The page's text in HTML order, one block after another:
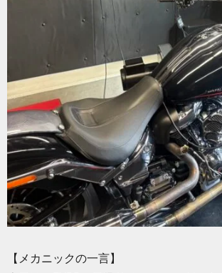
【メカニックの一言】